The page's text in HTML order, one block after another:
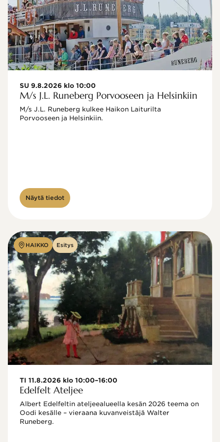
SU 9.8.2026 klo 10:00
M/s J.L. Runeberg Porvooseen ja Helsinkiin
M/s J.L. Runeberg kulkee Haikon Laiturilta
Porvooseen ja Helsinkiin.
Näytä tiedot
HAIKKO Esitys
TI 11.8.2026 klo 10:00–16:00
Edelfelt Ateljee
Albert Edelfeltin ateljeealueella kesän 2026 teema on
Oodi kesälle – vieraana kuvanveistäjä Walter